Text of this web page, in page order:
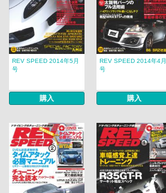
REV SPEED 2014年5月
号
購入
REV SPEED 2014年4月
号
購入